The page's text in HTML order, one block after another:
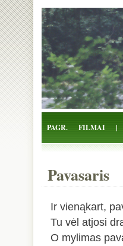
Žalio Tarakono
PAGR. FILMAI |
Pavasaris
Ir vienąkart,
Tu vėl atjosi
O mylimas